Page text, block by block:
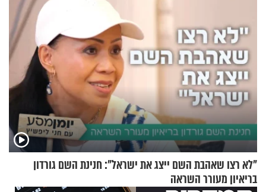
"לא רצו שאהבת השם ייצג את ישראל": חנינת השם גורדון
בריאיון מעורר השראה